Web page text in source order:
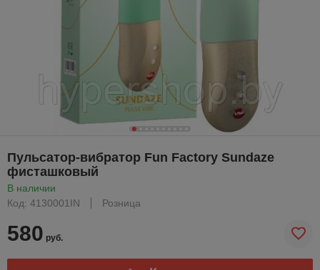
Пульсатор-вибратор Fun Factory Sundaze
фисташковый
В наличии
Код: 4130001IN
Розница
580 руб.